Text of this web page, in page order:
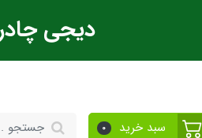
دیجی
سبد خرید 0